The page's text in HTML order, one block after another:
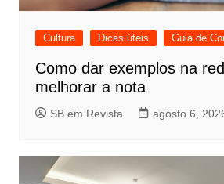
Cultura Dicas úteis Guia de
Como dar exemplos na
melhorar a nota
SB em Revista agosto 6,